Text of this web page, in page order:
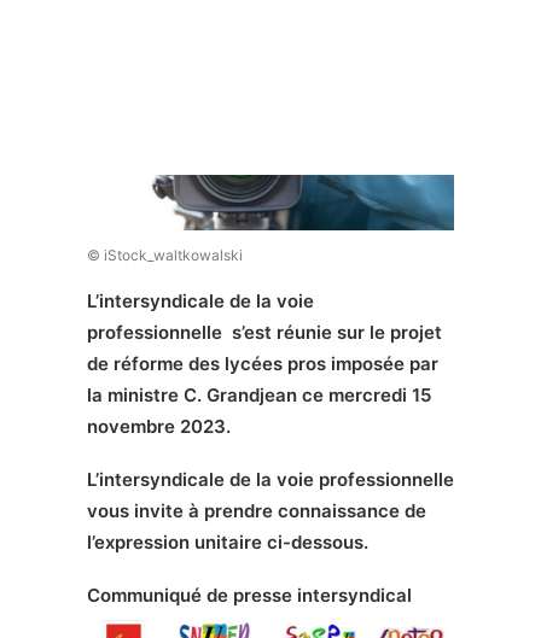
© iStock_waltkowalski
L’intersyndicale de la voie
professionnelle s’est réunie sur le projet
de réforme des lycées pros imposée par
la ministre C. Grandjean ce mercredi 15
novembre 2023.
L’intersyndicale de la voie professionnelle
vous invite à prendre connaissance de
l’expression unitaire ci-dessous.
Communiqué de presse intersyndical